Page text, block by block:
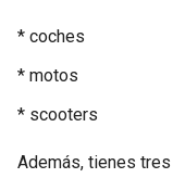
* coches
* motos
* scooters
Además, tienes